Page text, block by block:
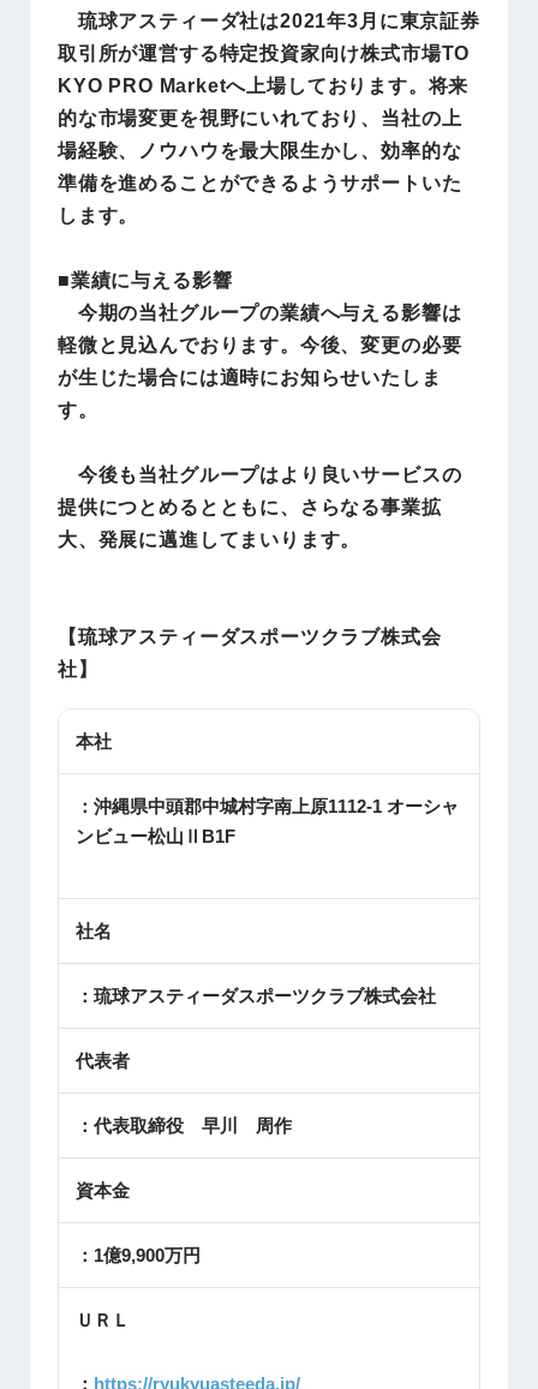
琉球アスティーダ社は2021年3月に東京証券
取引所が運営する特定投資家向け株式市場TO
KYO PRO Marketへ上場しております。将来
的な市場変更を視野にいれており、当社の上
場経験、ノウハウを最大限生かし、効率的な
準備を進めることができるようサポートいた
します。
■業績に与える影響
今期の当社グループの業績へ与える影響は
軽微と見込んでおります。今後、変更の必要
が生じた場合には適時にお知らせいたしま
す。
今後も当社グループはより良いサービスの
提供につとめるとともに、さらなる事業拡
大、発展に邁進してまいります。
【琉球アスティーダスポーツクラブ株式会
社】
本社
：沖縄県中頭郡中城村字南上原1112-1 オーシャ
ンビュー松山ⅡB1F
社名
：琉球アスティーダスポーツクラブ株式会社
代表者
：代表取締役 早川 周作
資本金
：1億9,900万円
ＵＲＬ
： https://ryukyuasteeda.jp/